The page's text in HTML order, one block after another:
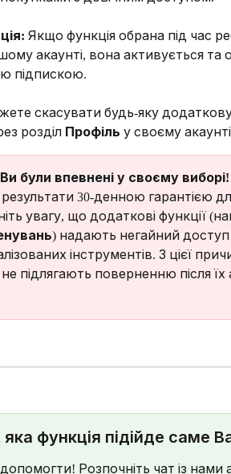
Якщо функція обрана під час
акаунті, вона активується та
підпискою.
скасувати будь-яку
розділ Профіль у своєму
були впевнені у своєму виборі!
30-денною гарантією
увагу, що додаткові функції
) надають негайний
інструментів. З цієї
не підлягають поверненню після
яка функція підійде саме
Розпочніть чат із нами